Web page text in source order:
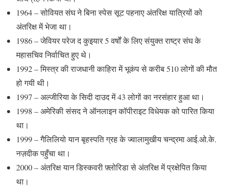
1964 – सोवियत संघ ने बिना स्पेस सूट पहनाए अंतरिक्ष यात्रियों को
अंतरिक्ष में भेजा था।
1986 – जेवियर परेज द कुइयार 5 वर्षों के लिए संयुक्त राष्ट्र संघ के
महासचिव निर्वाचित हुए थे।
1992 – मिस्त्र की राजधानी काहिरा में भूकंप से करीब 510 लोगों की मौत
हो गयी थी।
1997 – अल्जीरिया के सिदी दाउद में 43 लोगों का नरसंहार हुआ था।
1998 – अमेरिकी संसद ने ऑनलाइन कॉपीराइट विधेयक को पारित किया
था।
1999 – गैलिलियो यान बृहस्पति ग्रह के ज्वालामुखीय चन्द्रमा आई.ओ.के.
नज़दीक पहुँचा था।
2000 – अंतरिक्ष यान डिस्कवरी फ़्लोरिडा से अंतरिक्ष में प्रक्षेपित किया
था।